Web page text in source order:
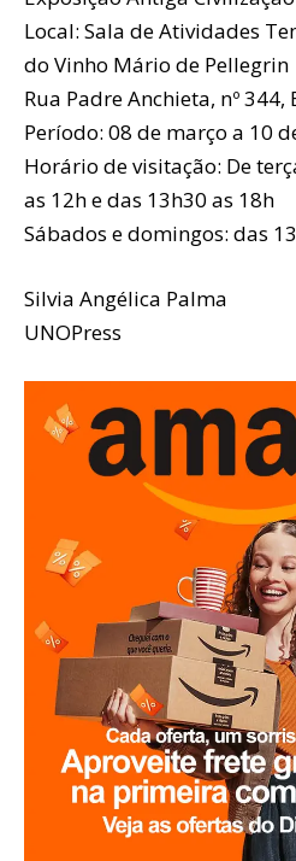
Local: Sala de Atividades
do Vinho Mário de Pellegrin
Rua Padre Anchieta, nº
Período: 08 de março a 10
Horário de visitação: De
as 12h e das 13h30 as 18h
Sábados e domingos: das
Silvia Angélica Palma
UNOPress